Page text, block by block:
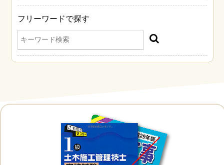
フリーワードで探す